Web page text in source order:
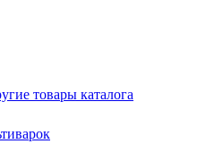
товары каталога